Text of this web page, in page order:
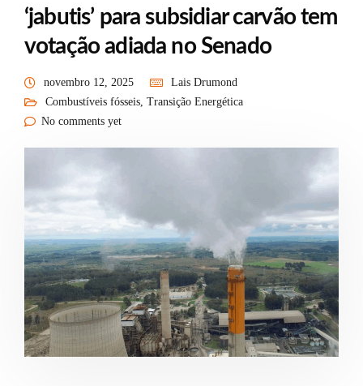
‘jabutis’ para subsidiar carvão tem
votação adiada no Senado
novembro 12, 2025
Lais Drumond
Combustíveis fósseis, Transição Energética
No comments yet